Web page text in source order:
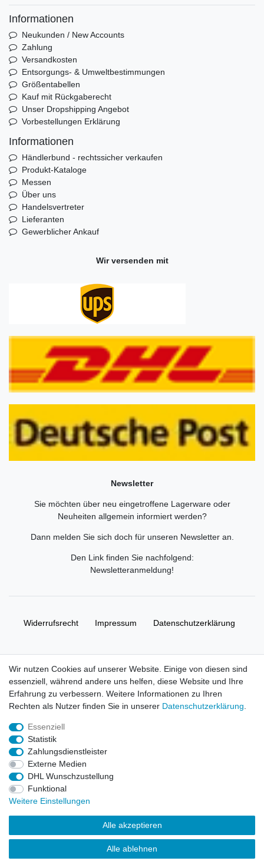
Informationen
Neukunden / New Accounts
Zahlung
Versandkosten
Entsorgungs- & Umweltbestimmungen
Größentabellen
Kauf mit Rückgaberecht
Unser Dropshipping Angebot
Vorbestellungen Erklärung
Informationen
Händlerbund - rechtssicher verkaufen
Produkt-Kataloge
Messen
Über uns
Handelsvertreter
Lieferanten
Gewerblicher Ankauf
Wir versenden mit
Newsletter
Sie möchten über neu eingetroffene Lagerware oder
Neuheiten allgemein informiert werden?
Dann melden Sie sich doch für unseren Newsletter an.
Den Link finden Sie nachfolgend:
Newsletteranmeldung!
Widerrufs­recht Impressum Daten­schutz­erklärung
© Copyright 2026 | Alle Rechte vorbehalten. HL-
Handelsgesellschaft mbH.
Alle Markennamen, Warenzeichen sowie sämtliche Produktbilder
und Beschreibungen sind Eigentum Ihrer rechtmäßigen
Eigentümer und dienen hier nur der Beschreibung.
Preise nur für registrierte Händler, ansonsten zeigt der Shop 0,00
€
LEGO, das LEGO Logo, die Minifigur, DUPLO, LEGENDS OF
CHIMA, NINJAGO, BIONICLE, MINDSTORMS und MIXELS sind
urheberrechtlich geschützte Markenzeichen der LEGO Gruppe.
Wir nutzen Cookies auf unserer Website. Einige von diesen sind
essenziell, während andere uns helfen, diese Website und Ihre
Erfahrung zu verbessern. Weitere Informationen zu Ihren
Rechten als Nutzer finden Sie in unserer Daten­schutz­erklärung
Essenziell
Statistik
Zahlungsdienstleister
Externe Medien
DHL Wunschzustellung
Funktional
Weitere Einstellungen
Alle akzeptieren
Alle ablehnen